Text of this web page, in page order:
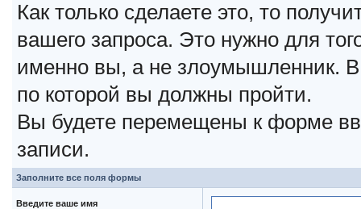
Как только сделаете это, то
вашего запроса. Это нужно для
именно вы, а не злоумышленник. В
по которой вы должны пройти.
Вы будете перемещены к форме
записи.
Заполните все поля формы
Введите ваше имя